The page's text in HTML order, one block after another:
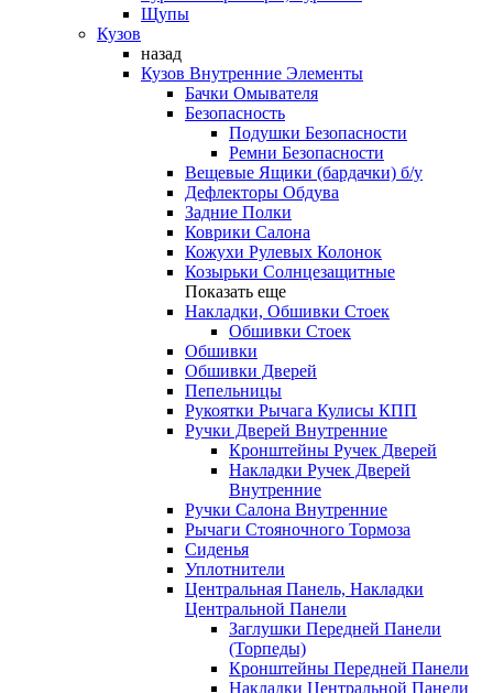
Щупы
Кузов
назад
Кузов Внутренние Элементы
Бачки Омывателя
Безопасность
Подушки Безопасности
Ремни Безопасности
Вещевые Ящики (бардачки) б/у
Дефлекторы Обдува
Задние Полки
Коврики Салона
Кожухи Рулевых Колонок
Козырьки Солнцезащитные
Показать еще
Накладки, Обшивки Стоек
Обшивки Стоек
Обшивки
Обшивки Дверей
Пепельницы
Рукоятки Рычага Кулисы КПП
Ручки Дверей Внутренние
Кронштейны Ручек Дверей
Накладки Ручек Дверей
Внутренние
Ручки Салона Внутренние
Рычаги Стояночного Тормоза
Сиденья
Уплотнители
Центральная Панель, Накладки
Центральной Панели
Заглушки Передней Панели
(Торпеды)
Кронштейны Передней Панели
Накладки Центральной Панели